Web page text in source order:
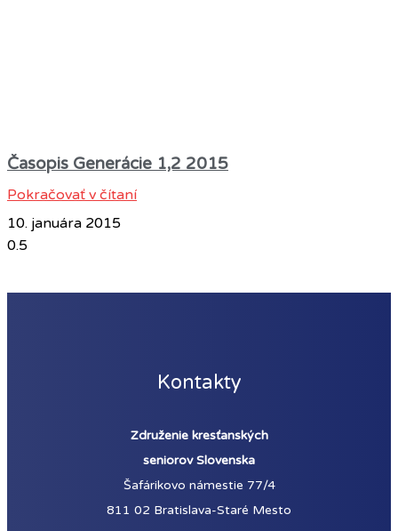
Časopis Generácie 1,2 2015
Pokračovať v čítaní
10. januára 2015
Kontakty
Združenie kresťanských
seniorov Slovenska
Šafárikovo námestie 77/4
811 02 Bratislava-Staré Mesto